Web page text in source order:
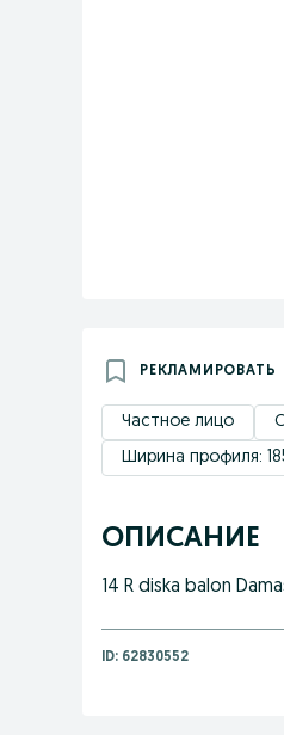
РЕКЛАМИРОВАТЬ
Частное лицо
Ширина профиля:
ОПИСАНИЕ
14 R diska balon
ID: 62830552